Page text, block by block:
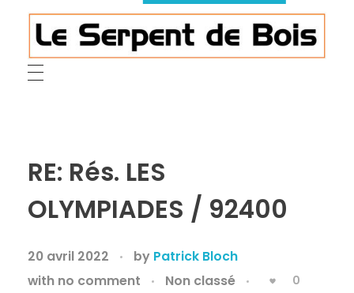
Le Serpent de Bois
le bois magnifié révèle son âme à travers des œuvres organiques et sensuelles
RE: Rés. LES
OLYMPIADES / 92400
20 avril 2022 by Patrick Bloch
with no comment Non classé 0